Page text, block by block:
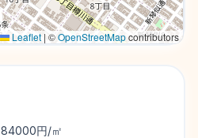
Leaflet | ©OpenStreetMapcontributors
84000円/㎡